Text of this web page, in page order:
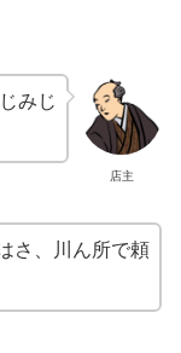
店主
みじ
さ、川ん所で頼